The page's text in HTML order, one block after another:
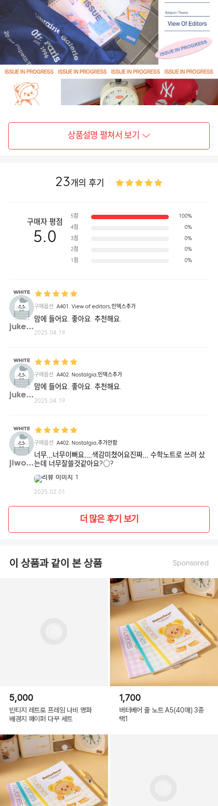
상품설명 펼쳐서 보기
23개의 후기
구매자 평점
5.0
5점 100%
4점 0%
3점 0%
2점 0%
1점 0%
jukeb**
구매옵션 A401. View of editors,인덱스추가
맘에 들어요. 좋아요. 추천해요.
2025.04.19
jukeb**
구매옵션 A402. Nostalgia,인덱스추가
맘에 들어요. 좋아요. 추천해요.
2025.04.19
jiwon**
구매옵션 A402. Nostalgia,추가안함
너무,,,너무이뻐요,,,,색감미쳤어요진짜,,, 수학노트로 쓰려 샀
는데 너무잘쓸것같아요?○?
2025.02.01
더 많은 후기 보기
이 상품과 같이 본 상품 Sponsored
5,000
빈티지 레트로 프레임 나비 명화
배경지 페이퍼 다꾸 세트
1,700
버터베어 줄 노트 A5(40매) 3종
택1